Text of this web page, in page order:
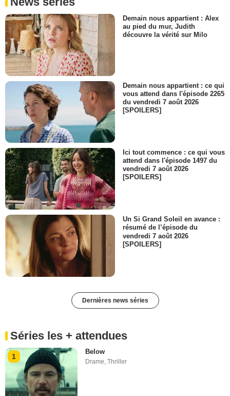
Demain nous appartient : Alex
au pied du mur, Judith
découvre la vérité sur Milo
Demain nous appartient : ce qui
vous attend dans l'épisode 2265
du vendredi 7 août 2026
[SPOILERS]
Ici tout commence : ce qui vous
attend dans l'épisode 1497 du
vendredi 7 août 2026
[SPOILERS]
Un Si Grand Soleil en avance :
résumé de l’épisode du
vendredi 7 août 2026
[SPOILERS]
Dernières news séries
Séries les + attendues
1
Below
Drame ,Thriller